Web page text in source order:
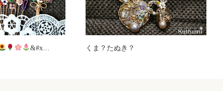
&#x… くま？たぬき？